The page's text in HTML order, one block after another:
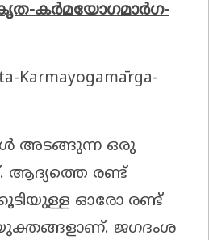
കർമയോഗമാർഗ-
Karmayogamārga-
അടങ്ങുന്ന ഒരു
രണ്ട്
ഓരോ രണ്ട്
ജഗദംശ